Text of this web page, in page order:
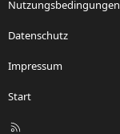
Nutzungsbedingungen
Datenschutz
Impressum
Start
R